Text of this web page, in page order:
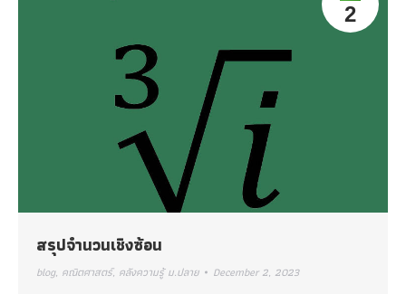
2
สรุปจำนวนเชิงซ้อน
blog, คณิตศาสตร์, คลังความรู้ ม.ปลาย December 2, 2023